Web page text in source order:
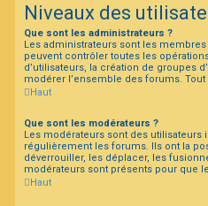
Niveaux des
Que sont les administrateurs ?
Les administrateurs sont les
peuvent contrôler toutes les
d’utilisateurs, la création de groupes
modérer l’ensemble des forums.
Haut
Que sont les modérateurs ?
Les modérateurs sont des
régulièrement les forums. Ils ont la
déverrouiller, les déplacer, les
modérateurs sont présents pour que
Haut